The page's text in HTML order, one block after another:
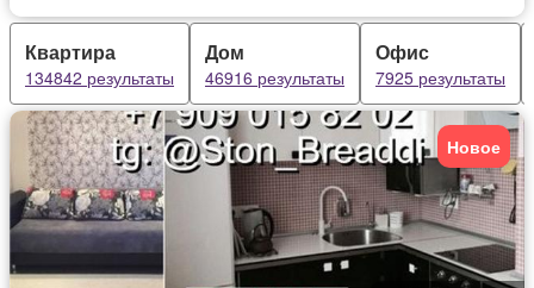
Квартира
134842 результаты
Дом
46916 результаты
Офис
7925 результаты
Новое